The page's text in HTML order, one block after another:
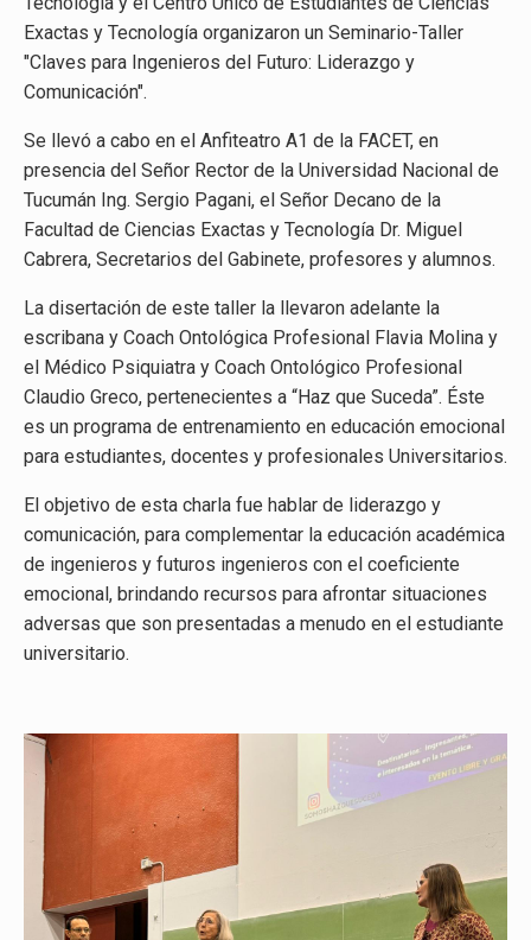
Exactas y Tecnología organizaron un Seminario-Taller
"Claves para Ingenieros del Futuro: Liderazgo y
Comunicación".
Se llevó a cabo en el Anfiteatro A1 de la FACET, en
presencia del Señor Rector de la Universidad Nacional de
Tucumán Ing. Sergio Pagani, el Señor Decano de la
Facultad de Ciencias Exactas y Tecnología Dr. Miguel
Cabrera, Secretarios del Gabinete, profesores y alumnos.
La disertación de este taller la llevaron adelante la
escribana y Coach Ontológica Profesional Flavia Molina y
el Médico Psiquiatra y Coach Ontológico Profesional
Claudio Greco, pertenecientes a “Haz que Suceda”. Éste
es un programa de entrenamiento en educación emocional
para estudiantes, docentes y profesionales Universitarios.
El objetivo de esta charla fue hablar de liderazgo y
comunicación, para complementar la educación académica
de ingenieros y futuros ingenieros con el coeficiente
emocional, brindando recursos para afrontar situaciones
adversas que son presentadas a menudo en el estudiante
universitario.